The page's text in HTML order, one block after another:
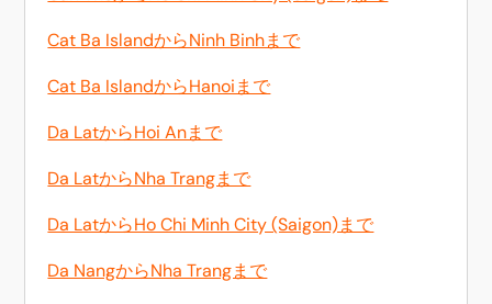
Cat Ba IslandからNinh Binhまで
Cat Ba IslandからHanoiまで
Da LatからHoi Anまで
Da LatからNha Trangまで
Da LatからHo Chi Minh City (Saigon)まで
Da NangからNha Trangまで